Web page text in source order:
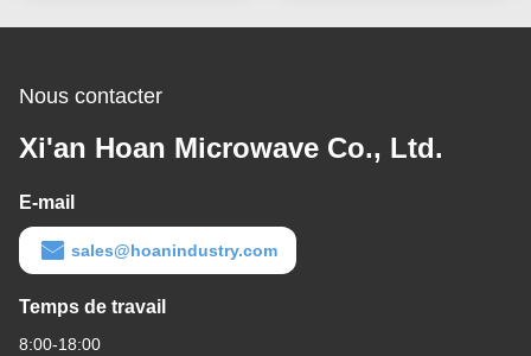
Nous contacter
Xi'an Hoan Microwave Co., Ltd.
E-mail
sales@hoanindustry.com
Temps de travail
8:00-18:00